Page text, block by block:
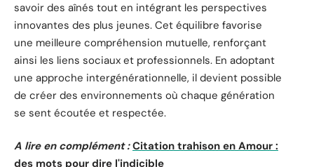
savoir des aînés tout en intégrant les perspectives
innovantes des plus jeunes. Cet équilibre favorise
une meilleure compréhension mutuelle, renforçant
ainsi les liens sociaux et professionnels. En adoptant
une approche intergénérationnelle, il devient possible
de créer des environnements où chaque génération
se sent écoutée et respectée.
A lire en complément : Citation trahison en Amour :
des mots pour dire l'indicible